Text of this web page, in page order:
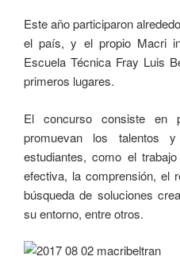
Este año participaron
el país, y el propio Macri
Escuela Técnica Fray Luis
primeros lugares.
El concurso consiste en
promuevan los talentos
estudiantes, como el
efectiva, la comprensión, el
búsqueda de soluciones
su entorno, entre otros.